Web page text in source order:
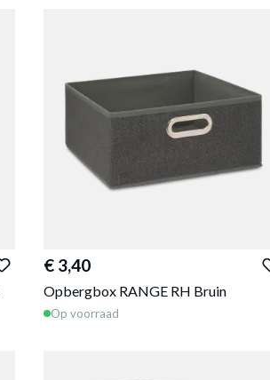
€ 3,40
Opbergbox RANGE RH Bruin
Op voorraad